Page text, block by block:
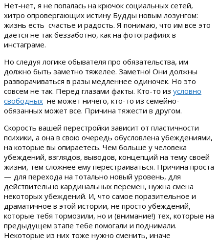
Нет-нет, я не попалась на крючок социальных сетей,
хитро опровергающих истину Будды новым лозунгом:
жизнь есть счастье и радость. Я понимаю, что им все это
дается не так беззаботно, как на фотографиях в
инстаграме.
Но следуя логике обывателя про обязательства, им
должно быть заметно тяжелее. Заметно! Они должны
разворачиваться в разы медленнее одиночек. Но это
совсем не так. Перед глазами факты. Кто-то из условно
свободных не может ничего, кто-то из семейно-
обязанных может все. Причина тяжести в другом.
Скорость вашей перестройки зависит от пластичности
психики, а она в свою очередь обусловлена убеждениями,
на которые вы опираетесь. Чем больше у человека
убеждений, взглядов, выводов, концепций на тему своей
жизни, тем сложнее ему перестраиваться. Причина проста
— для перехода на тотально новый уровень, для
действительно кардинальных перемен, нужна смена
некоторых убеждений. И, что самое поразительное и
драматичное в этой истории, не просто убеждений,
которые тебя тормозили, но и (внимание!) тех, которые на
предыдущем этапе тебе помогали и поднимали.
Некоторые из них тоже нужно сменить, иначе